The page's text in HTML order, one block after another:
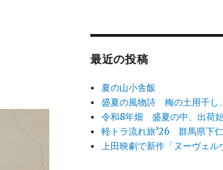
最近の投稿
夏の山小舎飯
盛夏の風物詩 梅の土用干し
令和8年畑 盛夏の中、出荷
軽トラ流れ旅’26 群馬県下
上田映劇で新作「ヌーヴェル